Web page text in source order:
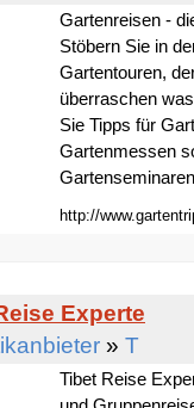
Gartenreisen -
Stöbern Sie in
Gartentouren,
überraschen
Sie Tipps für
Gartenmessen
http://
Experte
» T
Tibet Reise